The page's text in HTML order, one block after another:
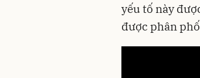
yếu tố này
được phân